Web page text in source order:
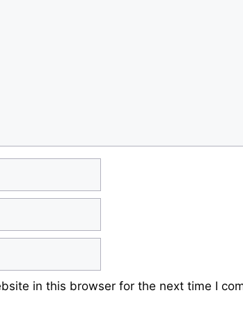
in this browser for the next time I